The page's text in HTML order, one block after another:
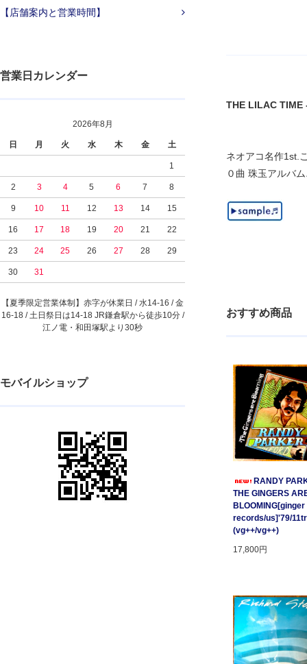
【店舗案内と営業時間】
営業日カレンダー
2026年8月
日 月 火 水 木 金 土
1
2 3 4 5 6 7 8
9 10 11 12 13 14 15
16 17 18 19 20 21 22
23 24 25 26 27 28 29
30 31
【夏季限定営業体制】赤字が休業日 / 水14-16 / 金
16-18 / 土日祭日は14-18 JR鎌倉駅から徒歩10分 /
江ノ電・和田塚駅より30秒
モバイルショップ
THE LILAC
ネオアコ名作1st.
０曲 珠玉アルバ
おすすめ商品
RANDY
THE GINGERS
BLOOMING[ginger
records/us]'79/
(vg++/vg++)
17,800円